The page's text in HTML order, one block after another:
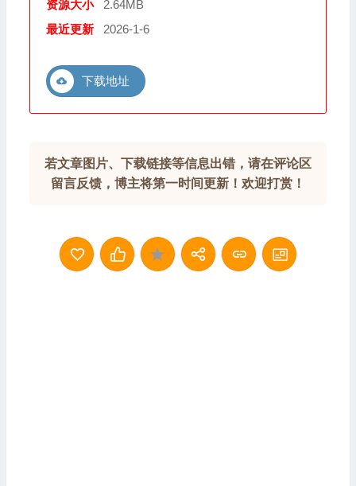
资源大小
2.64MB
最近更新
2026-1-6
下载地址
若文章图片、下载链接等信息出错，请在评论区
留言反馈，博主将第一时间更新！欢迎打赏！